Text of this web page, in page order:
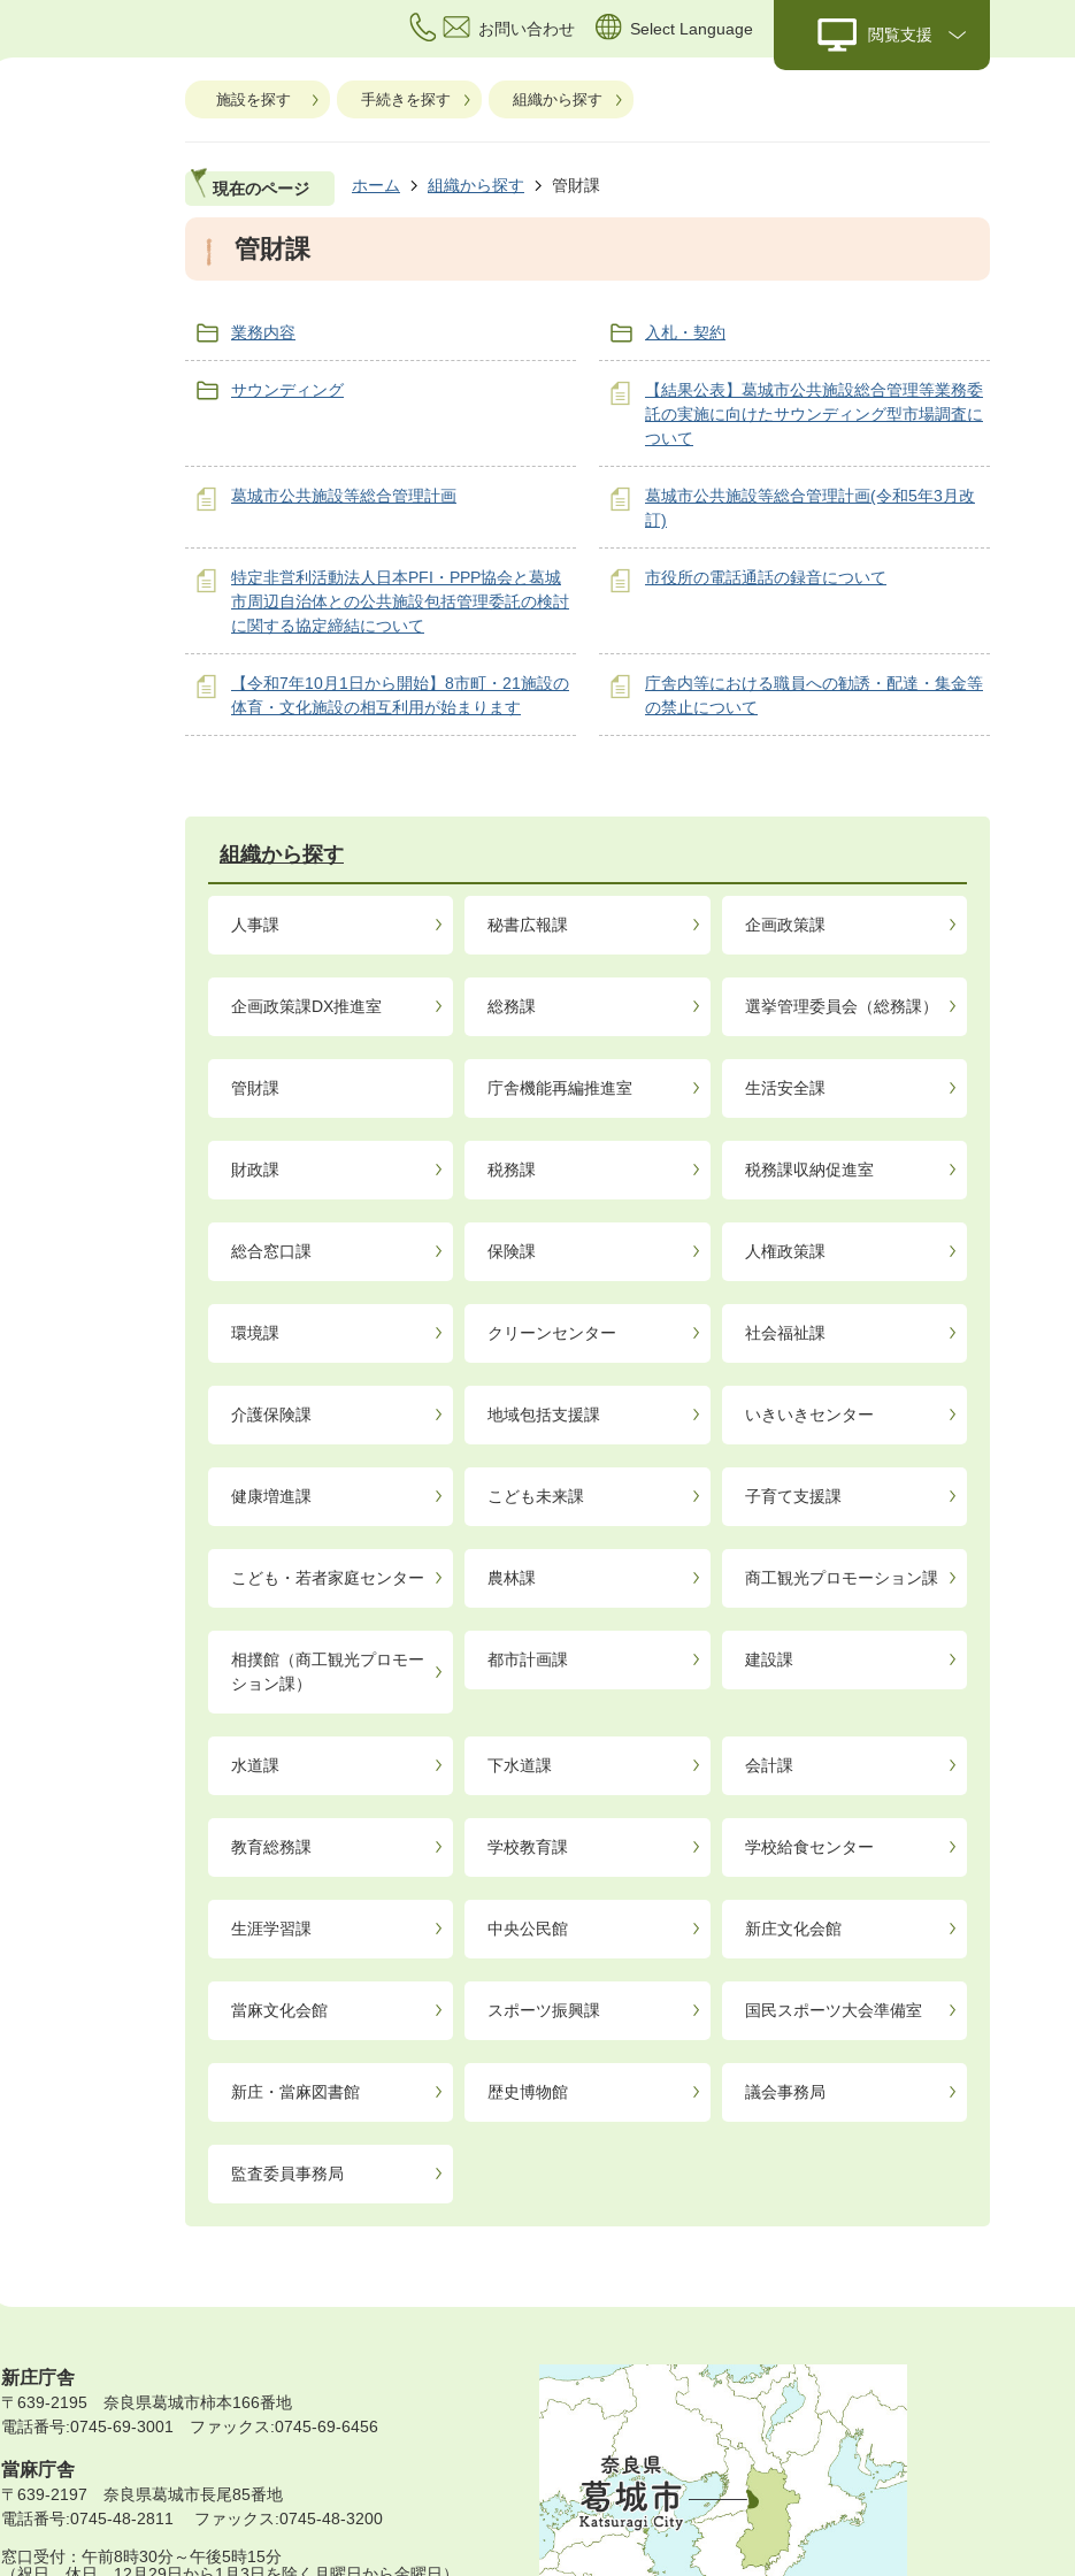
お問い合わせ Select Language 閲覧支援
施設を探す 手続きを探す 組織から探す
現在のページ ホーム 組織から探す 管財課
管財課
業務内容 入札・契約
サウンディング
【結果公表】葛󠄀城市公共施設総合管理等業務委
託の実施に向けたサウンディング型市場調査に
ついて
葛城市公共施設等総合管理計画
葛城市公共施設等総合管理計画(令和5年3月改
訂)
特定非営利活動法人日本PFI・PPP協会と葛城
市周辺自治体との公共施設包括管理委託の検討
に関する協定締結について
市役所の電話通話の録音について
【令和7年10月1日から開始】8市町・21施設の
体育・文化施設の相互利用が始まります
庁舎内等における職員への勧誘・配達・集金等
の禁止について
組織から探す
人事課 秘書広報課 企画政策課
企画政策課DX推進室 総務課 選挙管理委員会（総務課）
管財課 庁舎機能再編推進室 生活安全課
財政課 税務課 税務課収納促進室
総合窓口課 保険課 人権政策課
環境課 クリーンセンター 社会福祉課
介護保険課 地域包括支援課 いきいきセンター
健康増進課 こども未来課 子育て支援課
こども・若者家庭センター 農林課 商工観光プロモーション課
相撲館（商工観光プロモー
ション課）
都市計画課 建設課
水道課 下水道課 会計課
教育総務課 学校教育課 学校給食センター
生涯学習課 中央公民館 新庄文化会館
當麻文化会館 スポーツ振興課 国民スポーツ大会準備室
新庄・當麻図書館 歴史博物館 議会事務局
監査委員事務局
新庄庁舎
〒639-2195 奈良県葛城市柿本166番地
電話番号:0745-69-3001 ファックス:0745-69-6456
當麻庁舎
〒639-2197 奈良県葛城市長尾85番地
電話番号:0745-48-2811 ファックス:0745-48-3200
窓口受付：午前8時30分～午後5時15分